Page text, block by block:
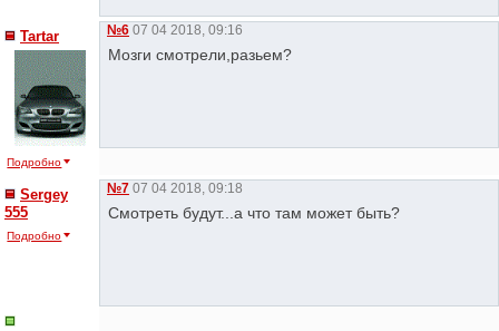
Tartar
Подробно
№6 07 04 2018, 09:16
Мозги смотрели,разьем?
Sergey
555
Подробно
№7 07 04 2018, 09:18
Смотреть будут...а что там может быть?